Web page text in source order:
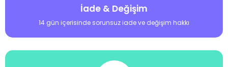
İade & Değişim
14 gün içerisinde sorunsuz iade ve değişim hakkı